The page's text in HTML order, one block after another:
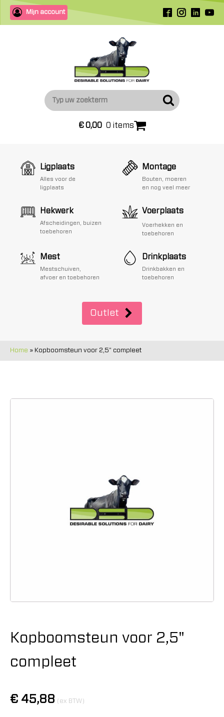
Mijn account
€0,00 0 items
Ligplaats
Alles voor de
ligplaats
Montage
Bouten, moeren
en nog veel meer
Hekwerk
Afscheidingen, buizen
toebehoren
Voerplaats
Voerhekken en
toebehoren
Mest
Mestschuiven,
afvoer en toebehoren
Drinkplaats
Drinkbakken en
toebehoren
Outlet
Home » Kopboomsteun voor 2,5" compleet
Kopboomsteun voor 2,5"
compleet
€ 45,88 (ex BTW)